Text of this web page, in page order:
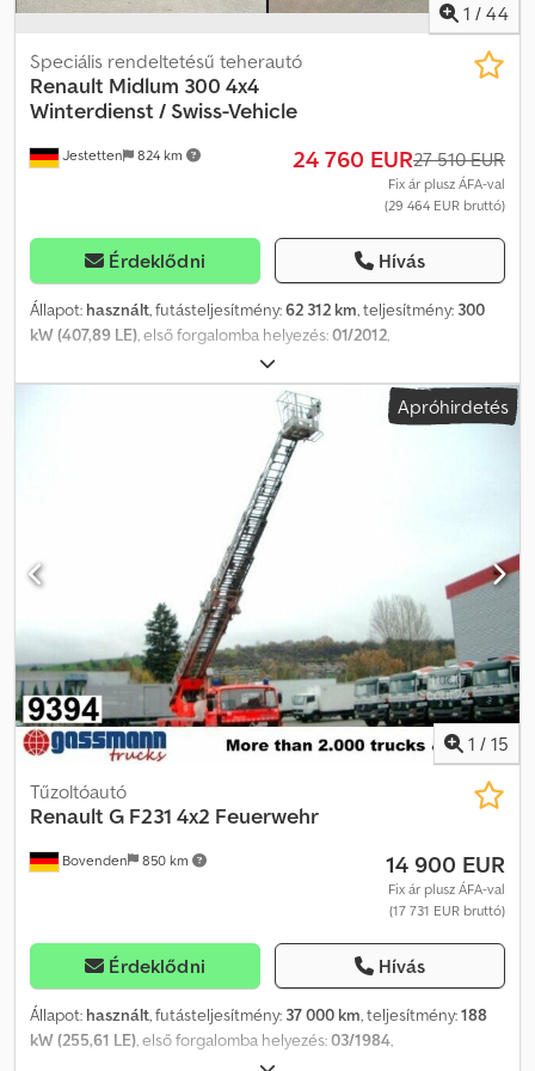
1 / 44
Jestetten 824 km
Speciális rendeltetésű teherautó
Renault Midlum 300 4x4
Winterdienst / Swiss-Vehicle
24 760 EUR27 510 EUR
Fix ár plusz ÁFA-val
(29 464 EUR bruttó)
Érdeklődni Hívás
Állapot: használt, futásteljesítmény:62 312 km, teljesítmény: 300
kW (407,89 LE), első forgalomba helyezés:01/2012,
, saját tömeg:
teherbírás:6 420 kg, abroncs méret:295 / 80 R 22.5 / 8mm,
, következő vizsga (TÜV): 09/2024,
, hajtástípus:mechanikai
acél, ülések száma:
, első gumi méret:
, Felszereltség:
Apróhirdetés
1 / 15
Bovenden 850 km
Tűzoltóautó
Renault G F231 4x2 Feuerwehr
14 900 EUR
Fix ár plusz ÁFA-val
(17 731 EUR bruttó)
Érdeklődni Hívás
Állapot: használt, futásteljesítmény: 37 000 km, teljesítmény:188
kW (255,61 LE), első forgalomba helyezés:03/1984,
, össztömeg: